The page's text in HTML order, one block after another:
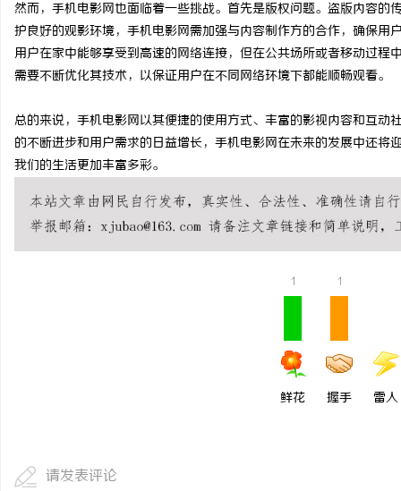
然而，手机电影网也面临着一些挑战。首先是版权问题。盗版内容
护良好的观影环境，手机电影网需加强与内容制作方的合作，确保
用户在家中能够享受到高速的网络连接，但在公共场所或者移动过
需要不断优化其技术，以保证用户在不同网络环境下都能顺畅观看。
总的来说，手机电影网以其便捷的使用方式、丰富的影视内容和互
的不断进步和用户需求的日益增长，手机电影网在未来的发展中还
我们的生活更加丰富多彩。
1
鲜花
1
握手 雷人
请发表评论
武汉配眼镜 上海配眼镜